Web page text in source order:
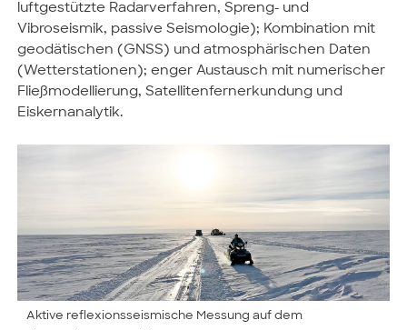
luftgestützte Radarverfahren, Spreng- und
Vibroseismik, passive Seismologie); Kombination mit
geodätischen (GNSS) und atmosphärischen Daten
(Wetterstationen); enger Austausch mit numerischer
Fließmodellierung, Satellitenfernerkundung und
Eiskernanalytik.
Aktive reflexionsseismische Messung auf dem